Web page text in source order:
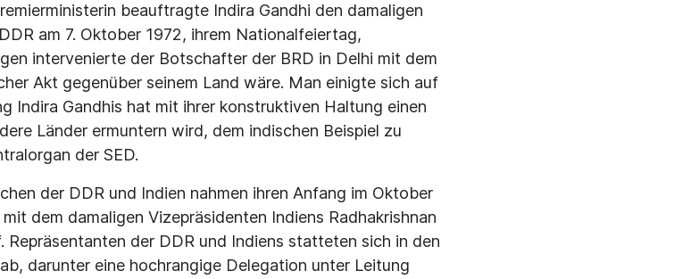
beauftragte Indira Gandhi den dama­ligen
am 7. Oktober 1972, ihrem Nationalfeier­tag,
intervenierte der Botschafter der BRD in Delhi mit dem
Akt gegenüber seinem Land wäre. Man einigte sich auf
Indira Gandhis hat mit ihrer konstruktiven Haltung einen
Länder ermuntern wird, dem indischen Beispiel zu
der SED.
der DDR und Indien nahmen ihren Anfang im Oktober
dem damaligen Vizepräsidenten Indiens Radhakrishnan
Repräsentanten der DDR und In­diens statteten sich in den
darunter eine hochran­gige Delegation unter Leitung